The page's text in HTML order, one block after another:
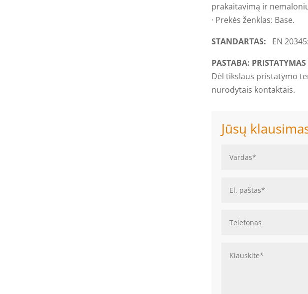
prakaitavimą ir
· Prekės ženklas: Base.
STANDARTAS: EN
PASTABA:
Dėl tikslaus pristatymo
nurodytais kontaktais.
Jūsų